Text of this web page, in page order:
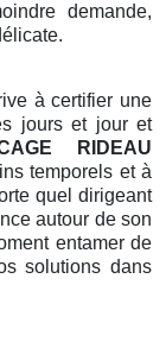
demande,
à certifier une
jours et jour et
RIDEAU
temporels et à
quel dirigeant
autour de son
entamer de
solutions dans